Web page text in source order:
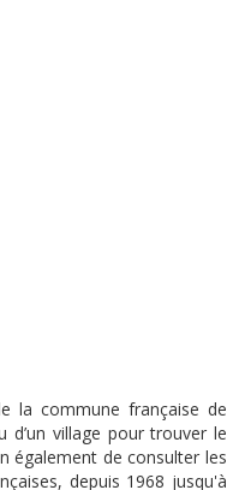
la commune française de
village pour trouver le
également de consulter les
depuis 1968 jusqu'à